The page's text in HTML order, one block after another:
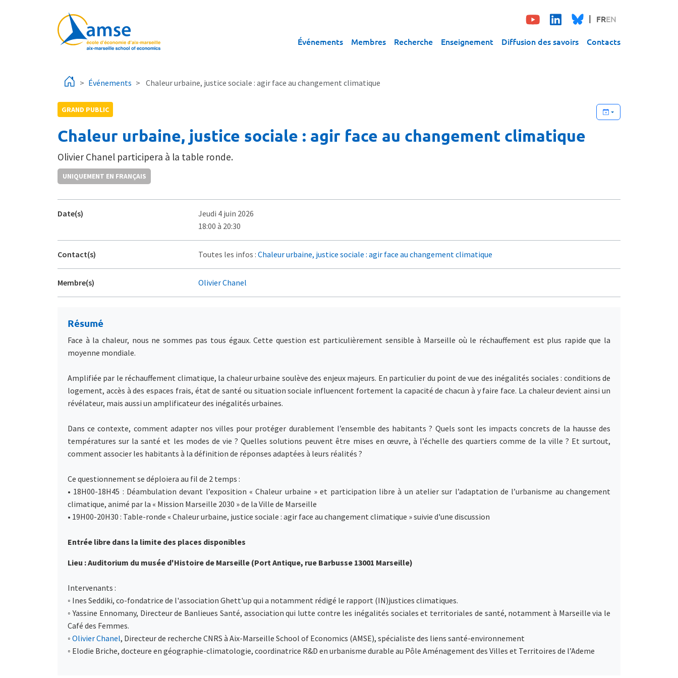
FREN
Événements Membres Recherche Enseignement Diffusion des savoirs Contacts
Événements Chaleur urbaine, justice sociale : agir face au changement climatique
GRAND PUBLIC
Chaleur urbaine, justice sociale : agir face au changement climatique
Olivier Chanel participera à la table ronde.
UNIQUEMENT EN FRANÇAIS
Date(s)
Jeudi 4 juin 2026
18:00 à 20:30
Contact(s) Toutes les infos : Chaleur urbaine, justice sociale : agir face au changement climatique
Membre(s) Olivier Chanel
Résumé
Face à la chaleur, nous ne sommes pas tous égaux. Cette question est particulièrement sensible à Marseille où le réchauffement est plus rapide que la
moyenne mondiale.
Amplifiée par le réchauffement climatique, la chaleur urbaine soulève des enjeux majeurs. En particulier du point de vue des inégalités sociales : conditions de
logement, accès à des espaces frais, état de santé ou situation sociale influencent fortement la capacité de chacun à y faire face. La chaleur devient ainsi un
révélateur, mais aussi un amplificateur des inégalités urbaines.
Dans ce contexte, comment adapter nos villes pour protéger durablement l’ensemble des habitants ? Quels sont les impacts concrets de la hausse des
températures sur la santé et les modes de vie ? Quelles solutions peuvent être mises en œuvre, à l’échelle des quartiers comme de la ville ? Et surtout,
comment associer les habitants à la définition de réponses adaptées à leurs réalités ?
Ce questionnement se déploiera au fil de 2 temps :
• 18H00-18H45 : Déambulation devant l’exposition « Chaleur urbaine » et participation libre à un atelier sur l’adaptation de l’urbanisme au changement
climatique, animé par la « Mission Marseille 2030 » de la Ville de Marseille
• 19H00-20H30 : Table-ronde « Chaleur urbaine, justice sociale : agir face au changement climatique » suivie d'une discussion
Entrée libre dans la limite des places disponibles
Lieu : Auditorium du musée d'Histoire de Marseille (Port Antique, rue Barbusse 13001 Marseille)
Intervenants :
◦ Ines Seddiki, co-fondatrice de l'association Ghett'up qui a notamment rédigé le rapport (IN)justices climatiques.
◦ Yassine Ennomany, Directeur de Banlieues Santé, association qui lutte contre les inégalités sociales et territoriales de santé, notamment à Marseille via le
Café des Femmes.
◦ Olivier Chanel, Directeur de recherche CNRS à Aix-Marseille School of Economics (AMSE), spécialiste des liens santé-environnement
◦ Elodie Briche, docteure en géographie-climatologie, coordinatrice R&D en urbanisme durable au Pôle Aménagement des Villes et Territoires de l’Ademe